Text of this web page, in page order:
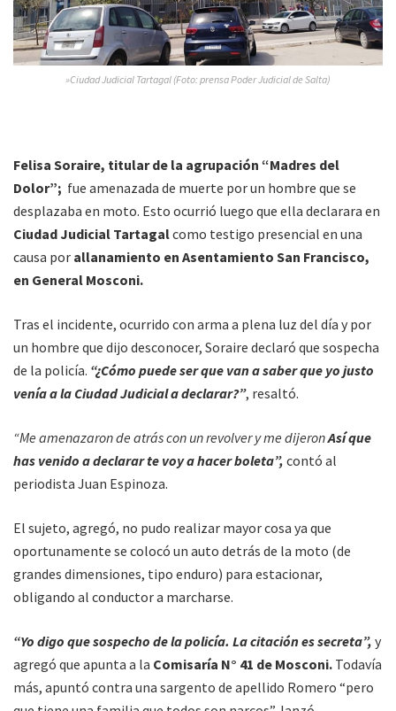
»Ciudad Judicial Tartagal (Foto: prensa Poder Judicial de Salta)
Felisa Soraire, titular de la agrupación “Madres del
Dolor”; fue amenazada de muerte por un hombre que se
desplazaba en moto. Esto ocurrió luego que ella declarara en
Ciudad Judicial Tartagalcomo testigo presencial en una
causa por allanamiento en Asentamiento San Francisco,
en General Mosconi.
Tras el incidente, ocurrido con arma a plena luz del día y por
un hombre que dijo desconocer, Soraire declaró que sospecha
de la policía. “¿Cómo puede ser que van a saber que yo justo
venía a la Ciudad Judicial a declarar?”, resaltó.
“Me amenazaron de atrás con un revolver y me dijeronAsí que
has venido a declarar te voy a hacer boleta”, contó al
periodista Juan Espinoza.
El sujeto, agregó, no pudo realizar mayor cosa ya que
oportunamente se colocó un auto detrás de la moto (de
grandes dimensiones, tipo enduro) para estacionar,
obligando al conductor a marcharse.
“Yo digo que sospecho de la policía. La citación es secreta”, y
agregó que apunta a la Comisaría N° 41 de Mosconi. Todavía
más, apuntó contra una sargento de apellido Romero “pero